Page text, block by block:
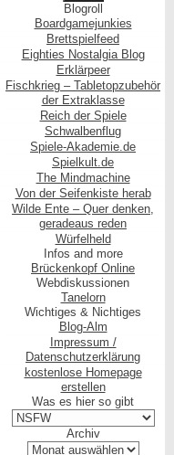
Blogroll
Boardgamejunkies
Brettspielfeed
Eighties Nostalgia Blog
Erklärpeer
Fischkrieg – Tabletopzubehör
der Extraklasse
Reich der Spiele
Schwalbenflug
Spiele-Akademie.de
Spielkult.de
The Mindmachine
Von der Seifenkiste herab
Wilde Ente – Quer denken,
geradeaus reden
Würfelheld
Infos and more
Brückenkopf Online
Webdiskussionen
Tanelorn
Wichtiges & Nichtiges
Blog-Alm
Impressum /
Datenschutzerklärung
kostenlose Homepage
erstellen
Was es hier so gibt
Was
es
hier
Archiv
Archiv